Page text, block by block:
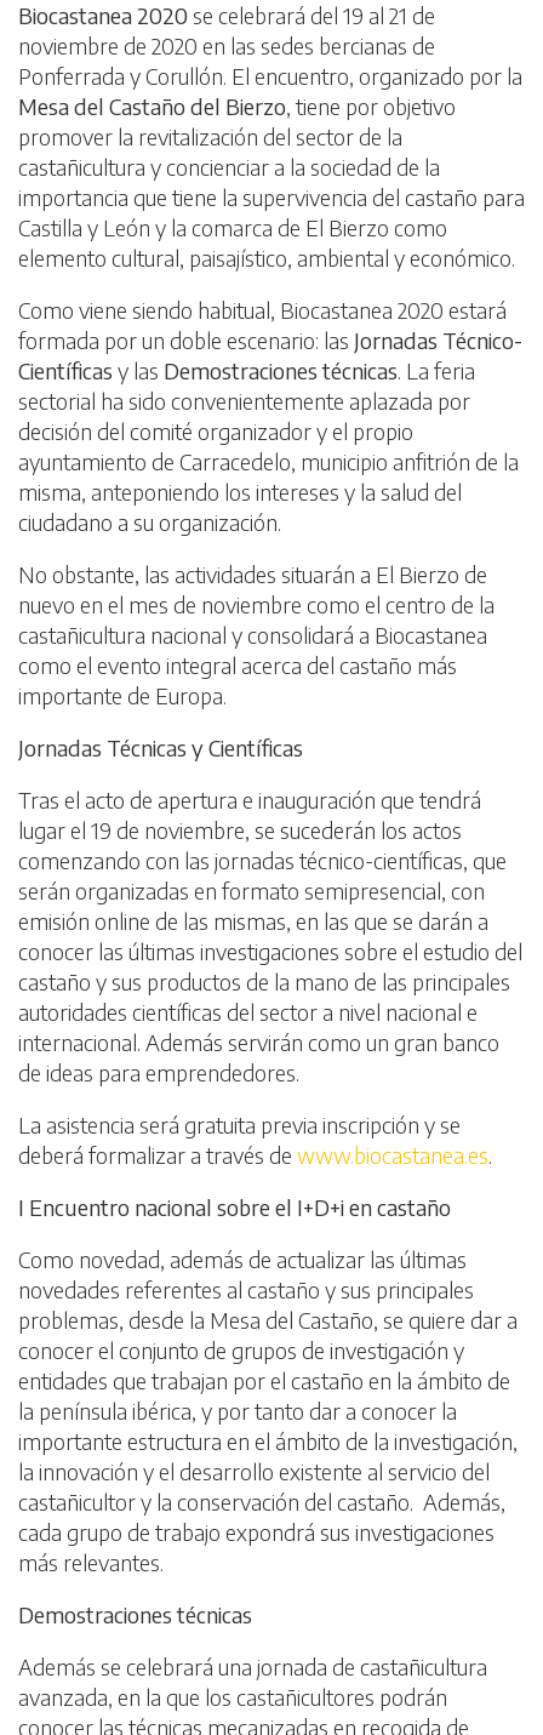
Biocastanea 2020 se celebrará del 19 al 21 de
noviembre de 2020 en las sedes bercianas de
Ponferrada y Corullón. El encuentro, organizado por la
Mesa del Castaño del Bierzo, tiene por objetivo
promover la revitalización del sector de la
castañicultura y concienciar a la sociedad de la
importancia que tiene la supervivencia del castaño para
Castilla y León y la comarca de El Bierzo como
elemento cultural, paisajístico, ambiental y económico.
Como viene siendo habitual, Biocastanea 2020 estará
formada por un doble escenario: las Jornadas Técnico-
Científicas y las Demostraciones técnicas. La feria
sectorial ha sido convenientemente aplazada por
decisión del comité organizador y el propio
ayuntamiento de Carracedelo, municipio anfitrión de la
misma, anteponiendo los intereses y la salud del
ciudadano a su organización.
No obstante, las actividades situarán a El Bierzo de
nuevo en el mes de noviembre como el centro de la
castañicultura nacional y consolidará a Biocastanea
como el evento integral acerca del castaño más
importante de Europa.
Jornadas Técnicas y Científicas
Tras el acto de apertura e inauguración que tendrá
lugar el 19 de noviembre, se sucederán los actos
comenzando con las jornadas técnico-científicas, que
serán organizadas en formato semipresencial, con
emisión online de las mismas, en las que se darán a
conocer las últimas investigaciones sobre el estudio del
castaño y sus productos de la mano de las principales
autoridades científicas del sector a nivel nacional e
internacional. Además servirán como un gran banco
de ideas para emprendedores.
La asistencia será gratuita previa inscripción y se
deberá formalizar a través de www.biocastanea.es.
I Encuentro nacional sobre el I+D+i en castaño
Como novedad, además de actualizar las últimas
novedades referentes al castaño y sus principales
problemas, desde la Mesa del Castaño, se quiere dar a
conocer el conjunto de grupos de investigación y
entidades que trabajan por el castaño en la ámbito de
la península ibérica, y por tanto dar a conocer la
importante estructura en el ámbito de la investigación,
la innovación y el desarrollo existente al servicio del
castañicultor y la conservación del castaño. Además,
cada grupo de trabajo expondrá sus investigaciones
más relevantes.
Demostraciones técnicas
Además se celebrará una jornada de castañicultura
avanzada, en la que los castañicultores podrán
conocer las técnicas mecanizadas en recogida de